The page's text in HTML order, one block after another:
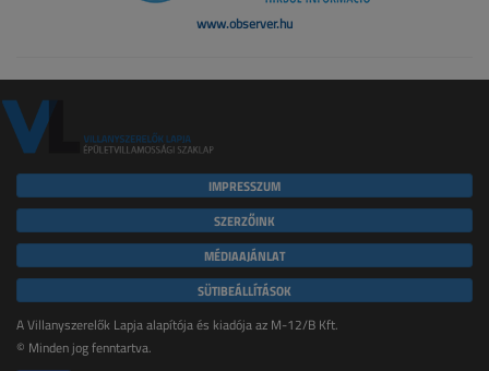
www.observer.hu
IMPRESSZUM
SZERZŐINK
MÉDIAAJÁNLAT
SÜTIBEÁLLÍTÁSOK
A Villanyszerelők Lapja alapítója és kiadója az M-12/B Kft.
© Minden jog fenntartva.